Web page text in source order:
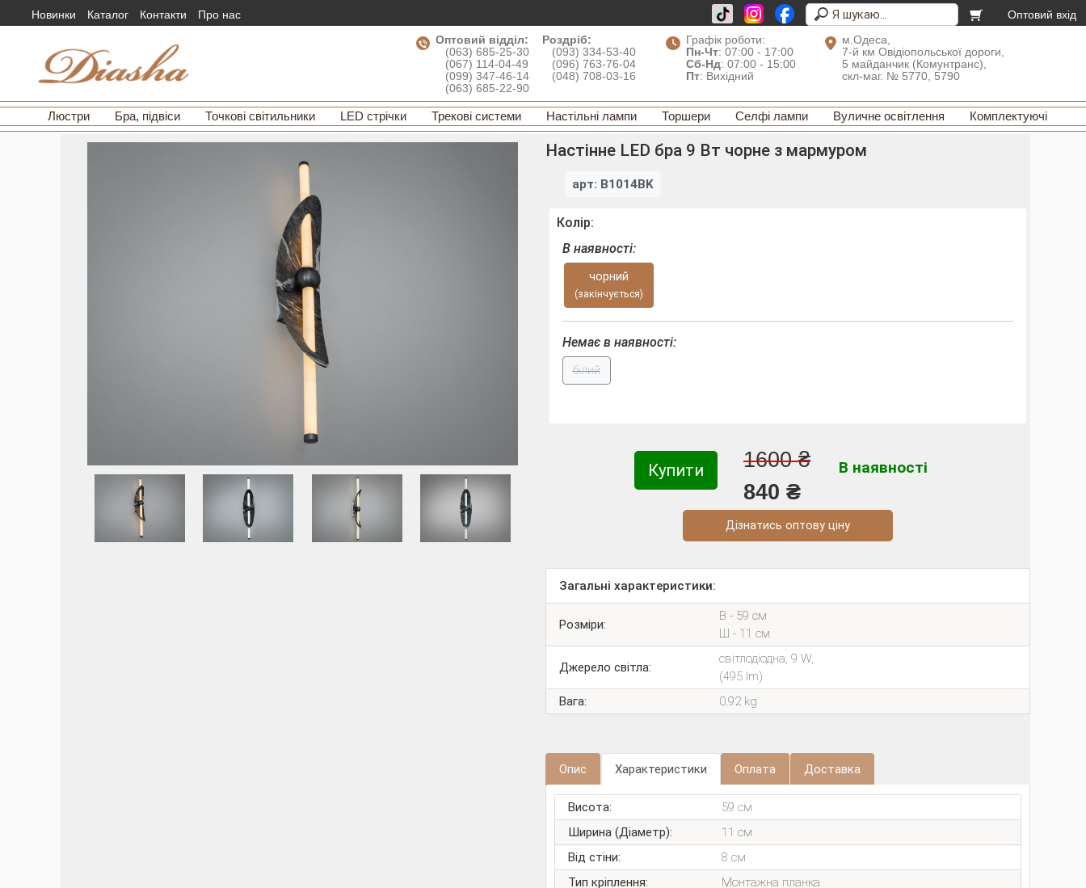
Новинки Каталог Контакти Про нас
Оптовий вхід
Оптовий відділ:
(063) 685-25-30
(067) 114-04-49
(099) 347-46-14
(063) 685-22-90
Роздріб:
(093) 334-53-40
(096) 763-76-04
(048) 708-03-16
Графік роботи:
Пн-Чт: 07:00 - 17:00
Сб-Нд: 07:00 - 15:00
Пт: Вихідний
м.Одеса,
7-й км Овідіопольської дороги,
5 майданчик (Комунтранс),
скл-маг. № 5770, 5790
Люстри Бра, підвіси Точкові світильники LED стрічки Трекові системи Настільні лампи Торшери Селфі лампи Вуличне освітлення Комплектуючі
Настінне LED бра 9 Вт чорне з мармуром
арт: B1014BK
Колір:
В наявності:
чорний
(закінчується)
Немає в наявності:
білий
Купити
1600 ₴
840 ₴
В наявності
Дізнатись оптову ціну
Загальні характеристики:
Розміри:
В - 59 см
Ш - 11 см
Джерело світла:
світлодіодна, 9 W,
(495 lm)
Вага:
0.92 kg
Опис Характеристики Оплата Доставка
Висота:
59 см
Ширина (Діаметр):
11 см
Від стіни:
8 см
Тип кріплення:
Монтажна планка